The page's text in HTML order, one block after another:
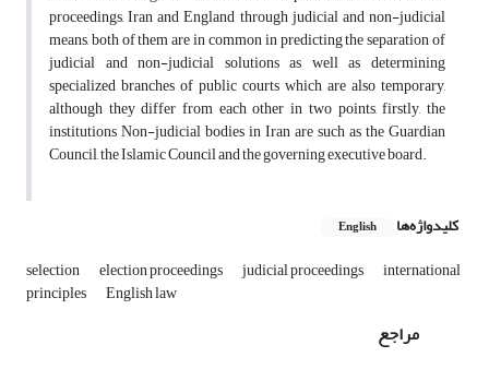
proceedings, Iran and England through judicial and non-judicial
means, both of them are in common in predicting the separation of
judicial and non-judicial solutions as well as determining
specialized branches of public courts which are also temporary,
although they differ from each other in two points, firstly, the
institutions Non-judicial bodies in Iran are such as the Guardian
Council, the Islamic Council and the governing executive board.
کلیدواژه‌ها English
selection election proceedings judicial proceedings international
principles English law
مراجع